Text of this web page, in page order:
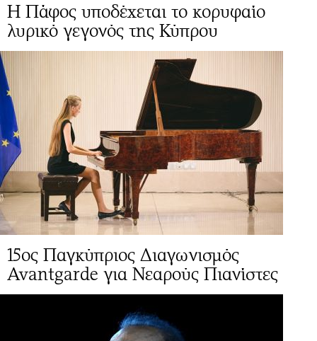
Η Πάφος υποδέχεται το κορυφαίο
λυρικό γεγονός της Κύπρου
15ος Παγκύπριος Διαγωνισμός
Avantgarde για Νεαρούς Πιανίστες